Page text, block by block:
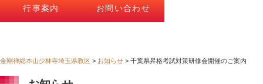
行事案内 お問い合わせ
金剛禅総本山少林寺埼玉県教区 > お知らせ > 千葉県昇格考試対策研修会開催のご案内